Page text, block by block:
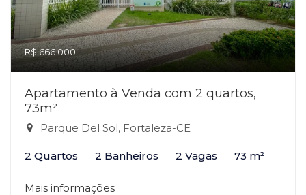
R$ 666.000
Apartamento à Venda com 2 quartos,
73m²
Parque Del Sol, Fortaleza-CE
2 Quartos 2 Banheiros 2 Vagas 73 m²
Mais informações